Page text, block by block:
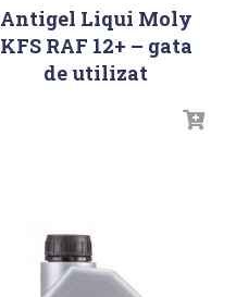
Antigel Liqui Moly
KFS RAF 12+ – gata
de utilizat